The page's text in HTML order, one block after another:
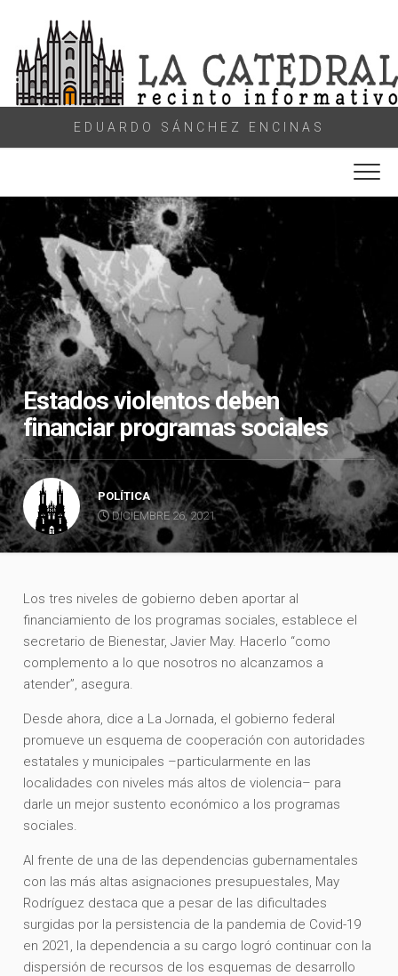
content
EDUARDO SÁNCHEZ ENCINAS
Estados violentos deben
financiar programas sociales
POLÍTICA
DICIEMBRE 26, 2021
Los tres niveles de gobierno deben aportar al
financiamiento de los programas sociales, establece el
secretario de Bienestar, Javier May. Hacerlo “como
complemento a lo que nosotros no alcanzamos a
atender”, asegura.
Desde ahora, dice a La Jornada, el gobierno federal
promueve un esquema de cooperación con autoridades
estatales y municipales –particularmente en las
localidades con niveles más altos de violencia– para
darle un mejor sustento económico a los programas
sociales.
Al frente de una de las dependencias gubernamentales
con las más altas asignaciones presupuestales, May
Rodríguez destaca que a pesar de las dificultades
surgidas por la persistencia de la pandemia de Covid-19
en 2021, la dependencia a su cargo logró continuar con la
dispersión de recursos de los esquemas de desarrollo